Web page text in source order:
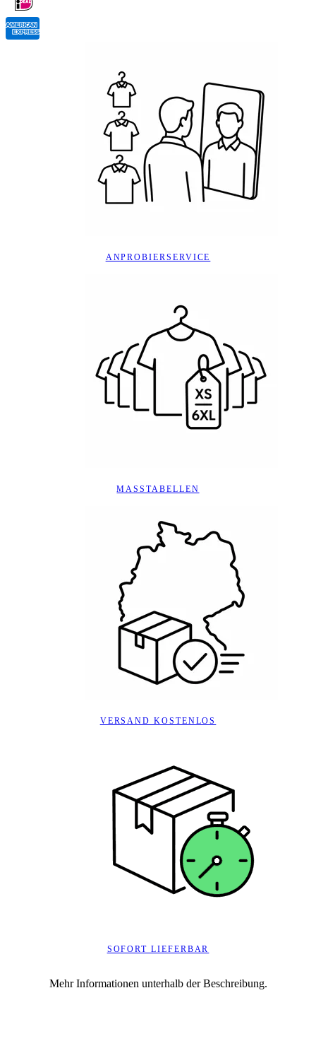
ANPROBIERSERVICE
MASSTABELLEN
VERSAND KOSTENLOS
SOFORT LIEFERBAR
Mehr Informationen unterhalb der Beschreibung.